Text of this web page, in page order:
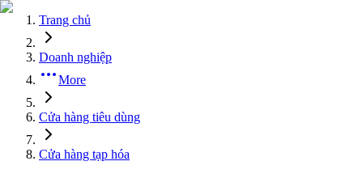
Trang chủ
Doanh nghiệp
More
Cửa hàng tiêu dùng
Cửa hàng tạp hóa